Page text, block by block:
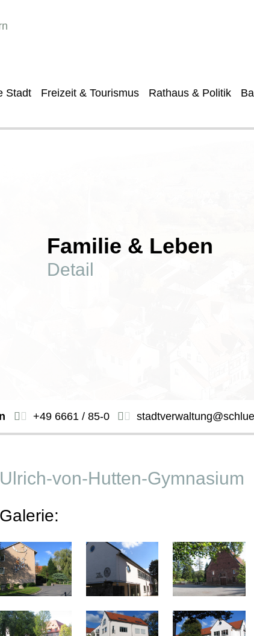
Stadt Freizeit & Tourismus Rathaus & Politik
Familie & Leben
Detail
+49 6661 / 85-0
Ulrich-von-Hutten-Gymnasium
Galerie: